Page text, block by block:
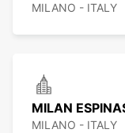
MILANO - ITALY
MILAN
MILANO - ITALY